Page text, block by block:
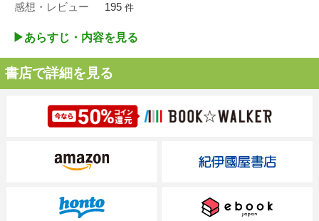
感想・レビュー 195 件
▶︎あらすじ・内容を見る
書店で詳細を見る